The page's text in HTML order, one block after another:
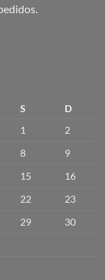
S
D
1
2
8
9
15
16
22
23
29
30